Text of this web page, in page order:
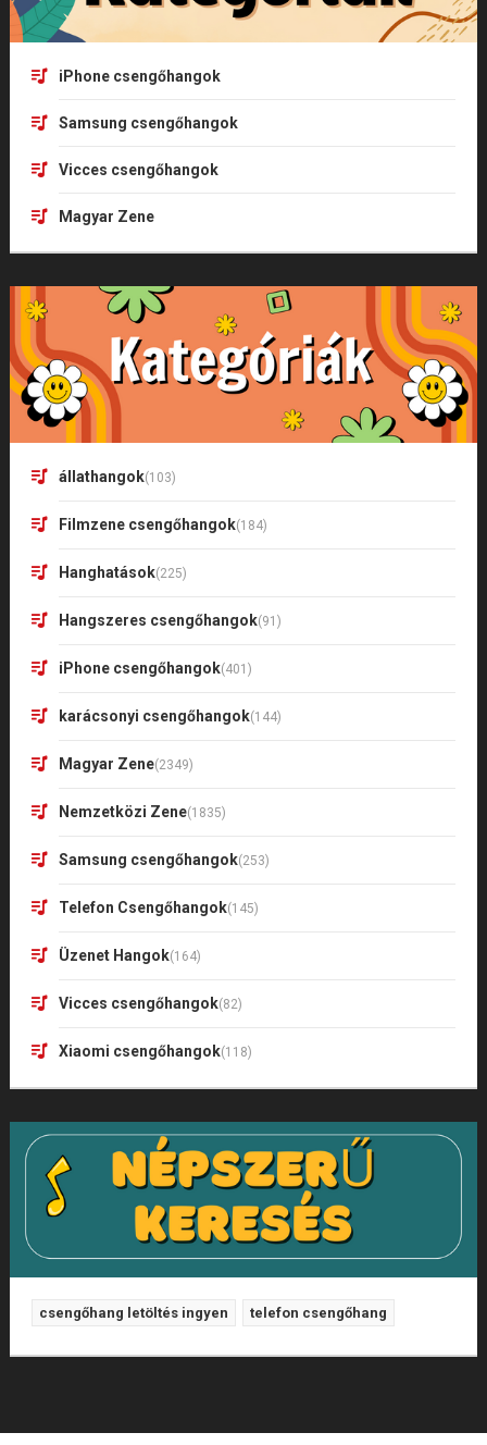
iPhone csengőhangok
Samsung csengőhangok
Vicces csengőhangok
Magyar Zene
állathangok(103)
Filmzene csengőhangok(184)
Hanghatások(225)
Hangszeres csengőhangok(91)
iPhone csengőhangok(401)
karácsonyi csengőhangok(144)
Magyar Zene(2349)
Nemzetközi Zene(1835)
Samsung csengőhangok(253)
Telefon Csengőhangok(145)
Üzenet Hangok(164)
Vicces csengőhangok(82)
Xiaomi csengőhangok(118)
csengőhang letöltés ingyen telefon csengőhang